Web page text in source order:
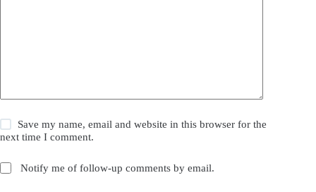
Save my name, email and website in this browser for the
next time I comment.
Notify me of follow-up comments by email.